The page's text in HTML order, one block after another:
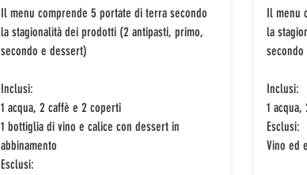
Il menu comprende 5 portate di terra secondo
la stagionalità dei prodotti (2 antipasti, primo,
secondo e dessert)
Inclusi:
1 acqua, 2 caffè e 2 coperti
1 bottiglia di vino e calice con dessert in
abbinamento
Esclusi:
Il menu
la
Inclusi:
1
Esclusi:
Vino ed